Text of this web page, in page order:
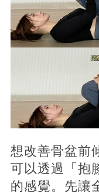
想改善骨盆前
可以透過「抱
的感覺。先讓